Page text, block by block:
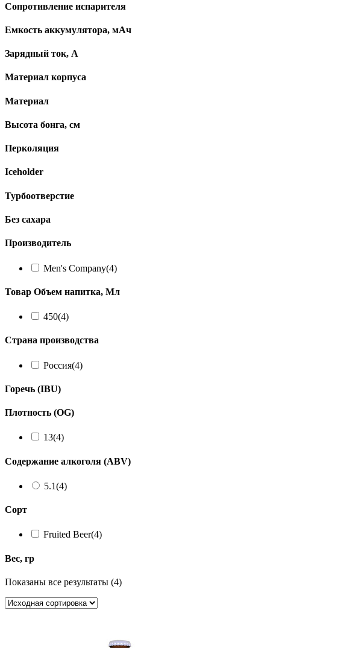
Сопротивление испарителя
Емкость аккумулятора, мАч
Зарядный ток, А
Материал корпуса
Материал
Высота бонга, см
Перколяция
Iceholder
Турбоотверстие
Без сахара
Производитель
Men's Company(4)
Товар Объем напитка, Мл
450(4)
Страна производства
Россия(4)
Горечь (IBU)
Плотность (OG)
13(4)
Содержание алкоголя (ABV)
5.1(4)
Сорт
Fruited Beer(4)
Вес, гр
Показаны все результаты (4)